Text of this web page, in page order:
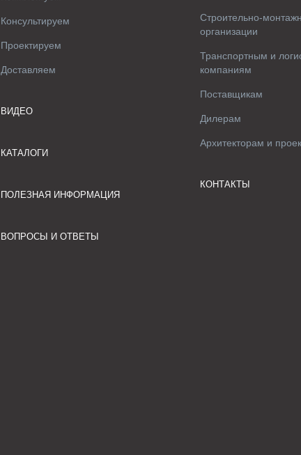
Консультируем
Проектируем
Доставляем
ВИДЕО
КАТАЛОГИ
ПОЛЕЗНАЯ ИНФОРМАЦИЯ
ВОПРОСЫ И ОТВЕТЫ
Строительно-
организации
Транспортным и
компаниям
Поставщикам
Дилерам
Архитекторам и
КОНТАКТЫ